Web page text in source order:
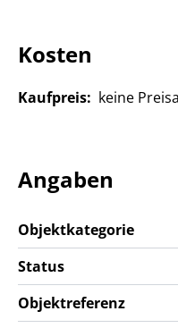
Kosten
Kaufpreis: keine
Angaben
Objektkategorie
Status
Objektreferenz